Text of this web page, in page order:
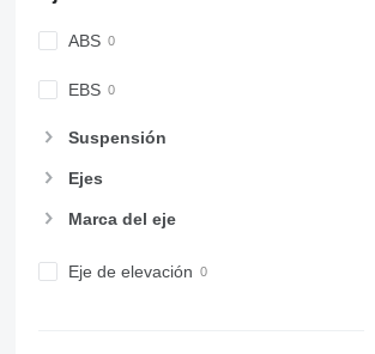
ABS
EBS
Suspensión
Ejes
Marca del eje
Eje de elevación